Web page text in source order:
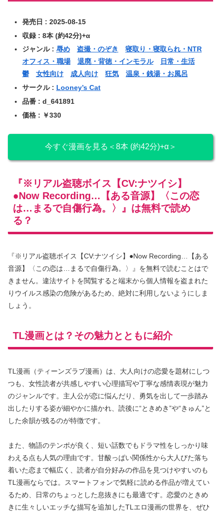
発売日 : 2025-08-15
収録 : 8本 (約42分)+α
ジャンル : 辱め 盗撮・のぞき
寝取り・寝取られ・NTR
オフィス・職場
退廃・背徳・インモラル
日常・生活
鬱
女性向け 成人向け 狂気
温泉・銭湯・お風呂
サークル : Looney’s Cat
品番 : d_641891
価格 : ￥330
今すぐ漫画を見る＜8本 (約42分)+α＞
『※リアル盗聴ボイス【CV:ナツイシ】
●Now Recording…【ある音源】〈この恋
は…まるで自傷行為。〉』は無料で読め
る？
『※リアル盗聴ボイス【CV:ナツイシ】●Now Recording…【ある
音源】〈この恋は…まるで自傷行為。〉』を無料で読むことはで
きません。違法サイトを閲覧すると端末から個人情報を盗まれた
りウイルス感染の危険があるため、絶対に利用しないようにしま
しょう。
TL漫画とは？その魅力とともに紹介
TL漫画（ティーンズラブ漫画）は、大人向けの恋愛を題材にしつ
つも、女性読者が共感しやすい心理描写や丁寧な感情表現が魅力
のジャンルです。主人公が恋に悩んだり、勇気を出して一歩踏み
出したりする姿が細やかに描かれ、読後に“ときめき”や“きゅん”と
した余韻が残るのが特徴です。
また、物語のテンポが良く、短い話数でもドラマ性をしっかり味
わえる点も人気の理由です。甘酸っぱい関係性から大人びた落ち
着いた恋まで幅広く、読者が自分好みの作品を見つけやすいのも
TL漫画ならでは。スマートフォンで気軽に読める作品が増えてい
るため、日常のちょっとした息抜きにも最適です。恋愛のときめ
きに生々しいエッチな描写を追加したTLエロ漫画の世界を、ぜひ